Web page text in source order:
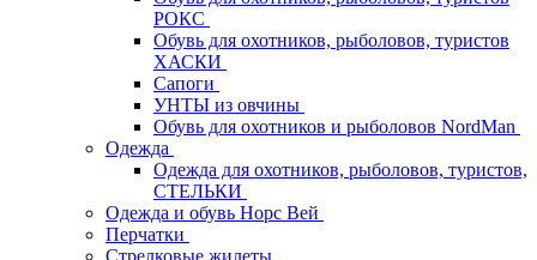
РОКС
Обувь для охотников, рыболовов, туристов
ХАСКИ
Сапоги
УНТЫ из овчины
Обувь для охотников и рыболовов NordMan
Одежда
Одежда для охотников, рыболовов, туристов,
СТЕЛЬКИ
Одежда и обувь Норс Вей
Перчатки
Стрелковые жилеты